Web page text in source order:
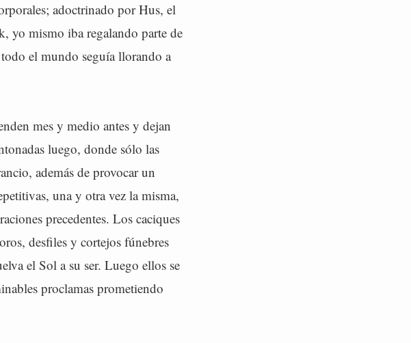
adoctrinado por Hus, el
yo mismo iba regalando parte de
el mundo seguía llorando a
mes y medio antes y dejan
luego, donde sólo las
además de provocar un
una y otra vez la misma,
precedentes. Los caciques
desfiles y cortejos fúnebres
el Sol a su ser. Luego ellos se
proclamas prometiendo